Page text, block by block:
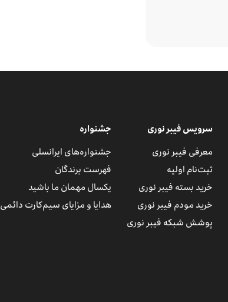
سرویس فیبر نوری
معرفی فیبر نوری
ثبت‌نام اولیه
خرید بسته فیبر نوری
خرید مودم فیبر نوری
پوشش شبکه فیبر نوری
جشنواره
جشنواره‌های ایرانسلی
فهرست برندگان
یکسال مهمان ما باشید
هدایا و مزایای سیم‌کارت دائمی